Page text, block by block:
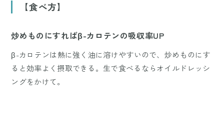
【食べ方】
炒めものにすればβ-カロテンの吸収率UP
β-カロテンは熱に強く油に溶けやすいので、炒めものにす
ると効率よく摂取できる。生で食べるならオイルドレッシ
ングをかけて。